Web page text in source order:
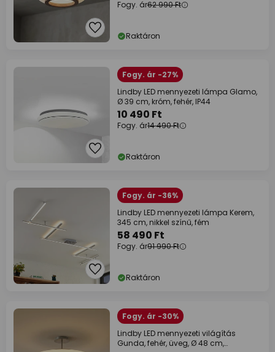
Fogy. ár62 990 Ft
Raktáron
Fogy. ár -27%
Lindby LED mennyezeti lámpa Glamo,
Ø 39 cm, króm, fehér, IP44
10 490 Ft
Fogy. ár14 490 Ft
Raktáron
Fogy. ár -36%
Lindby LED mennyezeti lámpa Kerem,
345 cm, nikkel színű, fém
58 490 Ft
Fogy. ár91 990 Ft
Raktáron
Fogy. ár -30%
Lindby LED mennyezeti világítás
Gunda, fehér, üveg, Ø 48 cm,